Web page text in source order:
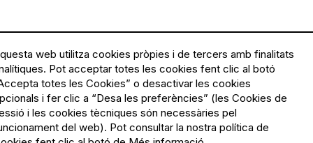
Menú
Legal
Política de privacitat
Avís legal
Política de cookies
web utilitza cookies pròpies i de tercers amb finalitats
Pot acceptar totes les cookies fent clic al botó
totes les Cookies” o desactivar les cookies
i fer clic a “Desa les preferències” (les Cookies de
i les cookies tècniques són necessàries pel
del web). Pot consultar la nostra política de